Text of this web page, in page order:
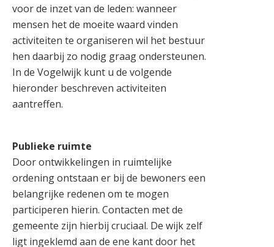
voor de inzet van de leden: wanneer
mensen het de moeite waard vinden
activiteiten te organiseren wil het bestuur
hen daarbij zo nodig graag ondersteunen.
In de Vogelwijk kunt u de volgende
hieronder beschreven activiteiten
aantreffen.
Publieke ruimte
Door ontwikkelingen in ruimtelijke
ordening ontstaan er bij de bewoners een
belangrijke redenen om te mogen
participeren hierin. Contacten met de
gemeente zijn hierbij cruciaal. De wijk zelf
ligt ingeklemd aan de ene kant door het